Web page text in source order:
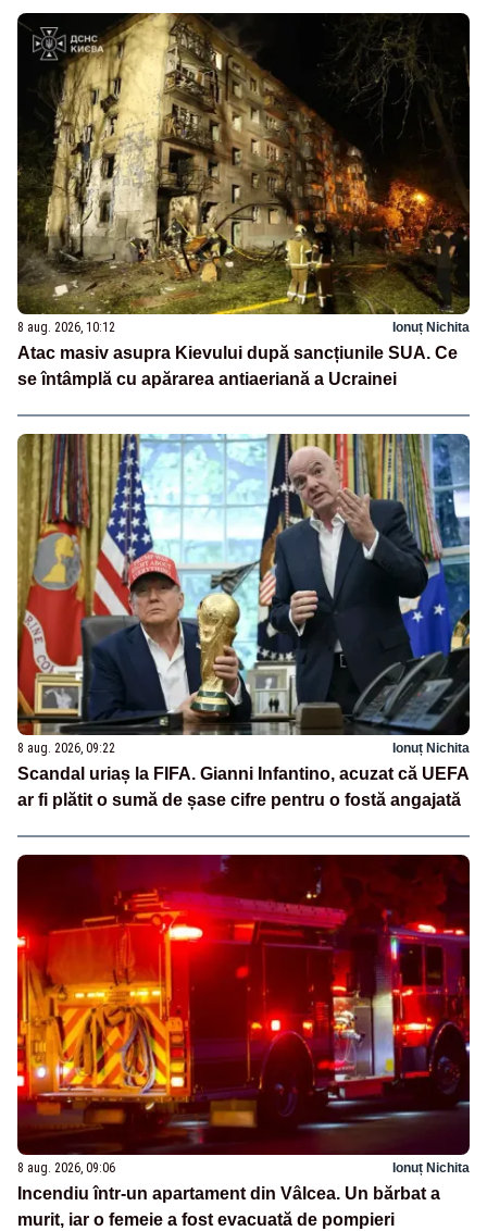
8 aug. 2026, 10:12 Ionuț Nichita
Atac masiv asupra Kievului după sancțiunile SUA. Ce
se întâmplă cu apărarea antiaeriană a Ucrainei
8 aug. 2026, 09:22 Ionuț Nichita
Scandal uriaș la FIFA. Gianni Infantino, acuzat că UEFA
ar fi plătit o sumă de șase cifre pentru o fostă angajată
8 aug. 2026, 09:06 Ionuț Nichita
Incendiu într-un apartament din Vâlcea. Un bărbat a
murit, iar o femeie a fost evacuată de pompieri